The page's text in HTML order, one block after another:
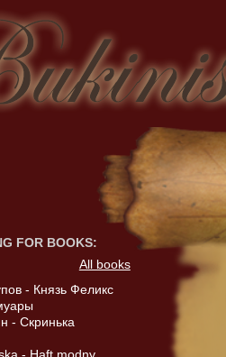
FOR BOOKS:
All books
- Князь Феликс
- Скринька